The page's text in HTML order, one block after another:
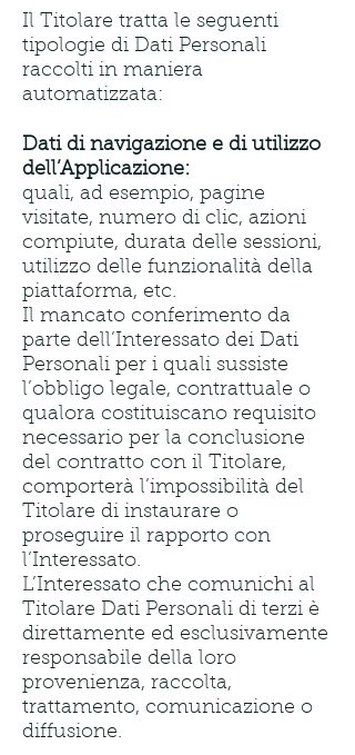
Il Titolare tratta le seguenti
tipologie di Dati Personali
raccolti in maniera
automatizzata:
Dati di navigazione e di utilizzo
dell’Applicazione:
quali, ad esempio, pagine
visitate, numero di clic, azioni
compiute, durata delle sessioni,
utilizzo delle funzionalità della
piattaforma, etc.
Il mancato conferimento da
parte dell’Interessato dei Dati
Personali per i quali sussiste
l’obbligo legale, contrattuale o
qualora costituiscano requisito
necessario per la conclusione
del contratto con il Titolare,
comporterà l’impossibilità del
Titolare di instaurare o
proseguire il rapporto con
l’Interessato.
L’Interessato che comunichi al
Titolare Dati Personali di terzi è
direttamente ed esclusivamente
responsabile della loro
provenienza, raccolta,
trattamento, comunicazione o
diffusione.